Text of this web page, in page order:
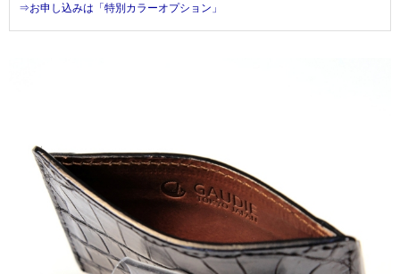
⇒お申し込みは「特別カラーオプション」